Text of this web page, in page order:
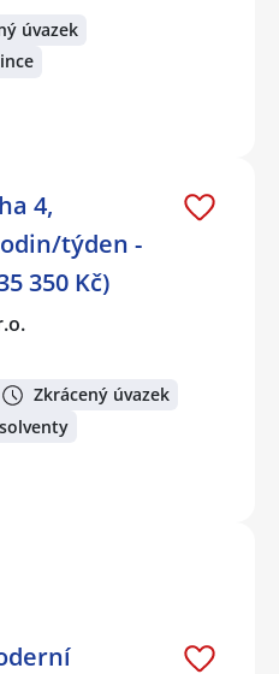
úvazek
4,
týden -
350 Kč)
Zkrácený úvazek